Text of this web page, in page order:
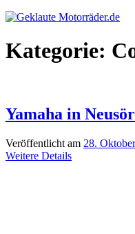
Kategorie:
Yamaha in
Veröffentlicht am 28.
Weitere Details